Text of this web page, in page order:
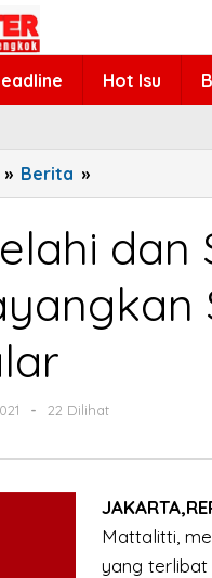
Hot Isu
» Berita »
dan
Saling
Lapor,
DPD
RI
Anggota
Takalar
dan
oleh
-
22 Dilihat
Mattalitti,
yang terlibat